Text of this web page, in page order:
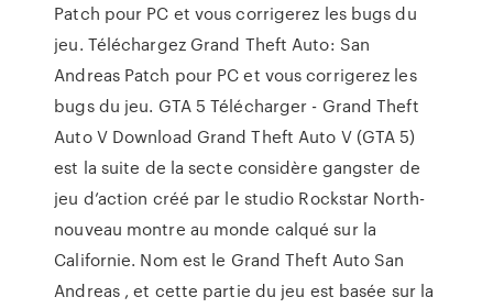
Patch pour PC et vous corrigerez les bugs du
jeu. Téléchargez Grand Theft Auto: San
Andreas Patch pour PC et vous corrigerez les
bugs du jeu. GTA 5 Télécharger - Grand Theft
Auto V Download Grand Theft Auto V (GTA 5)
est la suite de la secte considère gangster de
jeu d’action créé par le studio Rockstar North-
nouveau montre au monde calqué sur la
Californie. Nom est le Grand Theft Auto San
Andreas , et cette partie du jeu est basée sur la